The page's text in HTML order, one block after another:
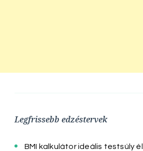
Legfrissebb edzéstervek
BMI kalkulátor ideális testsúly